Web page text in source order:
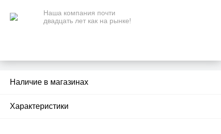
Наша компания почти
двадцать лет как на рынке!
Наличие в магазинах
Характеристики